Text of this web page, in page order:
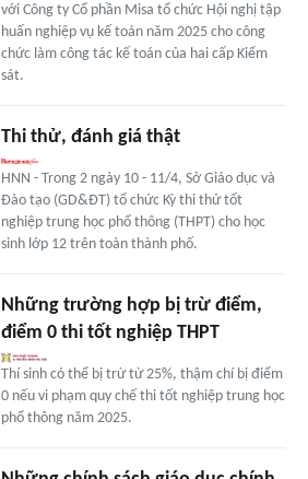
với Công ty Cổ phần Misa tổ chức Hội nghị tập
huấn nghiệp vụ kế toán năm 2025 cho công
chức làm công tác kế toán của hai cấp Kiểm
sát.
Thi thử, đánh giá thật
HNN - Trong 2 ngày 10 - 11/4, Sở Giáo dục và
Đào tạo (GD&ĐT) tổ chức Kỳ thi thử tốt
nghiệp trung học phổ thông (THPT) cho học
sinh lớp 12 trên toàn thành phố.
Những trường hợp bị trừ điểm,
điểm 0 thi tốt nghiệp THPT
Thí sinh có thể bị trừ từ 25%, thậm chí bị điểm
0 nếu vi phạm quy chế thi tốt nghiệp trung học
phổ thông năm 2025.